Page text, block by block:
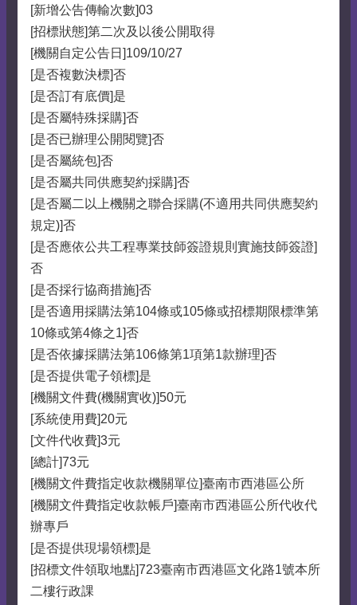
[新增公告傳輸次數]03
[招標狀態]第二次及以後公開取得
[機關自定公告日]109/10/27
[是否複數決標]否
[是否訂有底價]是
[是否屬特殊採購]否
[是否已辦理公開閱覽]否
[是否屬統包]否
[是否屬共同供應契約採購]否
[是否屬二以上機關之聯合採購(不適用共同供應契約
規定)]否
[是否應依公共工程專業技師簽證規則實施技師簽證]
否
[是否採行協商措施]否
[是否適用採購法第104條或105條或招標期限標準第
10條或第4條之1]否
[是否依據採購法第106條第1項第1款辦理]否
[是否提供電子領標]是
[機關文件費(機關實收)]50元
[系統使用費]20元
[文件代收費]3元
[總計]73元
[機關文件費指定收款機關單位]臺南市西港區公所
[機關文件費指定收款帳戶]臺南市西港區公所代收代
辦專戶
[是否提供現場領標]是
[招標文件領取地點]723臺南市西港區文化路1號本所
二樓行政課